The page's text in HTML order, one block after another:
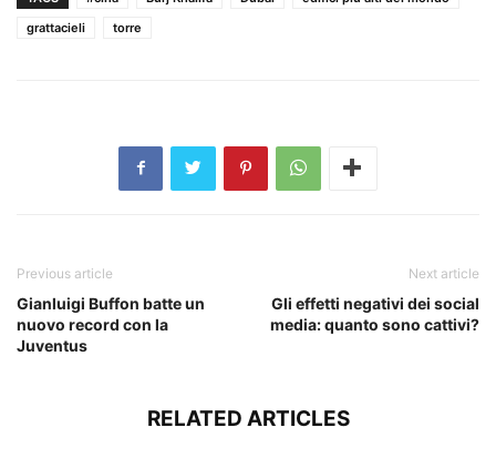
grattacieli
torre
Previous article
Gianluigi Buffon batte un
nuovo record con la
Juventus
Next article
Gli effetti negativi dei social
media: quanto sono cattivi?
RELATED ARTICLES